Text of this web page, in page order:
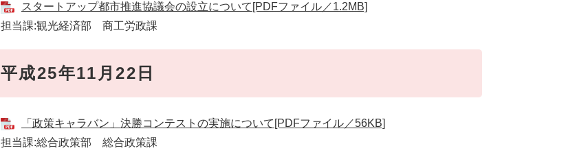
スタートアップ都市推進協議会の設立について[PDFファイル／1.2MB]
担当課:観光経済部 商工労政課
平成25年11月22日
「政策キャラバン」決勝コンテストの実施について[PDFファイル／56KB]
担当課:総合政策部 総合政策課